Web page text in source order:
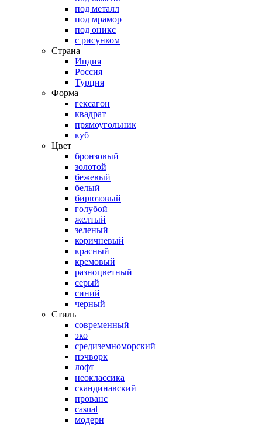
под металл
под мрамор
под оникс
с рисунком
Страна
Индия
Россия
Турция
Форма
гексагон
квадрат
прямоугольник
куб
Цвет
бронзовый
золотой
бежевый
белый
бирюзовый
голубой
желтый
зеленый
коричневый
красный
кремовый
разноцветный
серый
синий
черный
Стиль
современный
эко
средиземноморский
пэчворк
лофт
неоклассика
скандинавский
прованс
casual
модерн